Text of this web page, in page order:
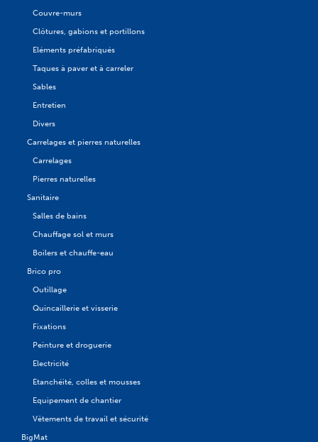
Couvre-murs
Clôtures, gabions et portillons
Eléments préfabriqués
Taques à paver et à carreler
Sables
Entretien
Divers
Carrelages et pierres naturelles
Carrelages
Pierres naturelles
Sanitaire
Salles de bains
Chauffage sol et murs
Boilers et chauffe-eau
Brico pro
Outillage
Quincaillerie et visserie
Fixations
Peinture et droguerie
Electricité
Etanchéité, colles et mousses
Equipement de chantier
Vêtements de travail et sécurité
BigMat